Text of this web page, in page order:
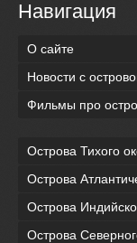
Навигация
О сайте
Новости с
Фильмы про
Острова Тихого
Острова
Острова
Острова